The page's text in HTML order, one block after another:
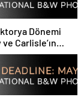
Dönemi
Carlisle’ın
Beyaz